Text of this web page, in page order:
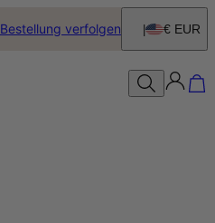
Bestellung verfolgen € EUR